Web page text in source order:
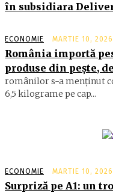
în subsidiara
ECONOMIE MARTIE 10, 2026
România importă
produse din peşte,
ro­mâ­nilor s-a menţinut
6,5 ki­lograme pe cap...
ECONOMIE MARTIE 10, 2026
Surpriză pe A1: un